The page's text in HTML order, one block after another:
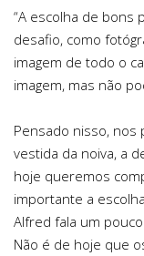
“A escolha de bons
desafio, como
imagem de todo o
imagem, mas não
Pensado nisso, nos
vestida da noiva, a
hoje queremos
importante a
Alfred fala um
Não é de hoje que